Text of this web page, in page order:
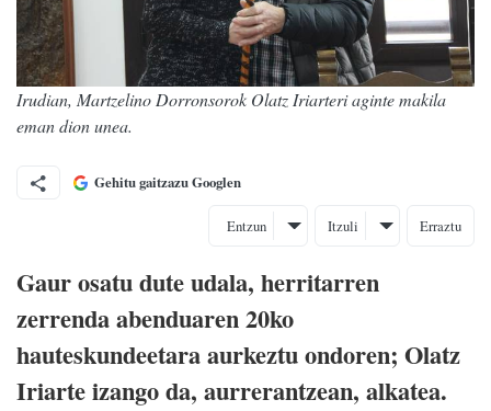
Irudian, Martzelino Dorronsorok Olatz Iriarteri aginte makila
eman dion unea.
Gehitu gaitzazu Googlen
Entzun Itzuli Erraztu
Gaur osatu dute udala, herritarren
zerrenda abenduaren 20ko
hauteskundeetara aurkeztu ondoren; Olatz
Iriarte izango da, aurrerantzean, alkatea.